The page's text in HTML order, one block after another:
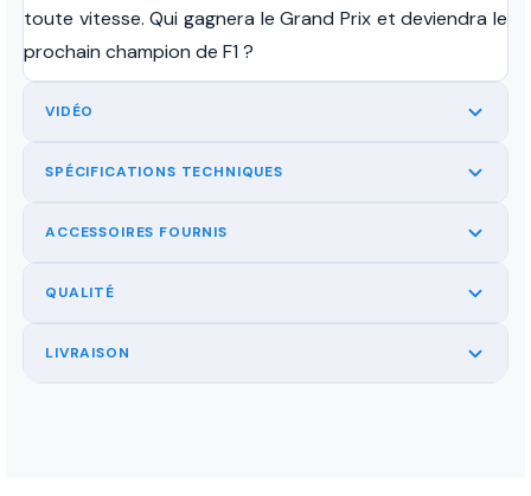
toute vitesse. Qui gagnera le Grand Prix et deviendra le
prochain champion de F1 ?
VIDÉO
SPÉCIFICATIONS TECHNIQUES
ACCESSOIRES FOURNIS
QUALITÉ
LIVRAISON